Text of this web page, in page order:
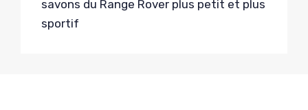
savons du Range Rover plus petit et plus
sportif